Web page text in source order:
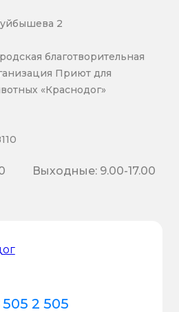
2 505
2
благотворительная
Приют для
«Краснодог»
Выходные: 9.00-17.00